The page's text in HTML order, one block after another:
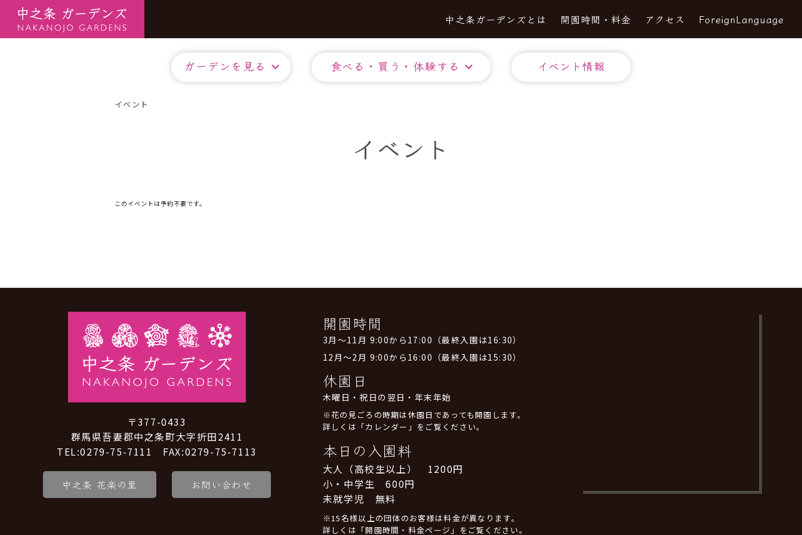
中之条ガーデンズとは 開園時間・料金 アクセス ForeignLanguage
ガーデンを見る 食べる・買う・体験する イベント情報
イベント
イベント
このイベントは予約不要です。
〒377-0433
群馬県吾妻郡中之条町大字折田2411
TEL:0279-75-7111 FAX:0279-75-7113
中之条 花楽の里 お問い合わせ
開園時間
3月～11月 9:00から17:00（最終入園は16:30）
12月～2月 9:00から16:00（最終入園は15:30）
休園日
木曜日・祝日の翌日・年末年始
※花の見ごろの時期は休園日であっても開園します。
詳しくは「カレンダー」をご覧ください。
本日の入園料
大人（高校生以上） 1200円
小・中学生 600円
未就学児 無料
※15名様以上の団体のお客様は料金が異なります。
詳しくは「開園時間・料金ページ」をご覧ください。